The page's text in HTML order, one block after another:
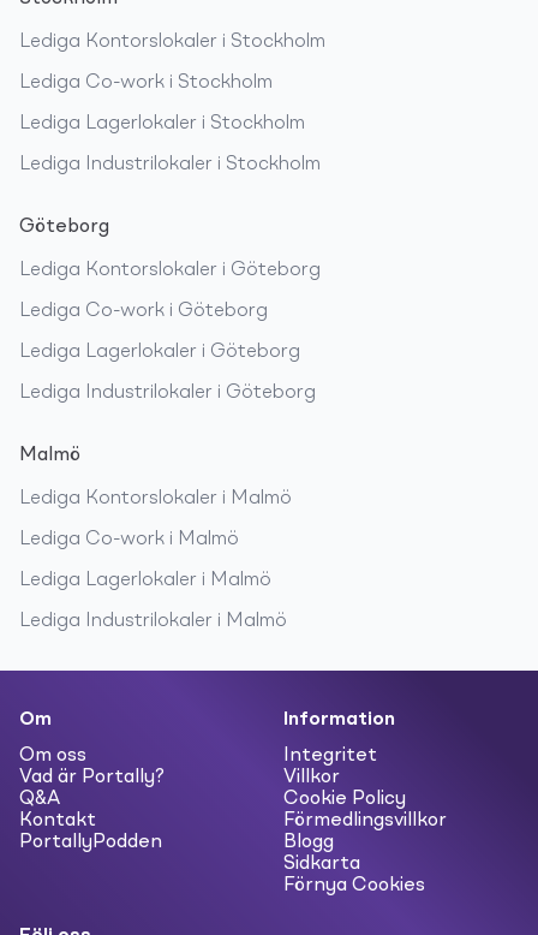
Lediga Kontorslokaler i Stockholm
Lediga Co-work i Stockholm
Lediga Lagerlokaler i Stockholm
Lediga Industrilokaler i Stockholm
Göteborg
Lediga Kontorslokaler i Göteborg
Lediga Co-work i Göteborg
Lediga Lagerlokaler i Göteborg
Lediga Industrilokaler i Göteborg
Malmö
Lediga Kontorslokaler i Malmö
Lediga Co-work i Malmö
Lediga Lagerlokaler i Malmö
Lediga Industrilokaler i Malmö
Om
Om oss
Vad är Portally?
Q&A
Kontakt
PortallyPodden
Information
Integritet
Villkor
Cookie Policy
Förmedlingsvillkor
Blogg
Sidkarta
Förnya Cookies